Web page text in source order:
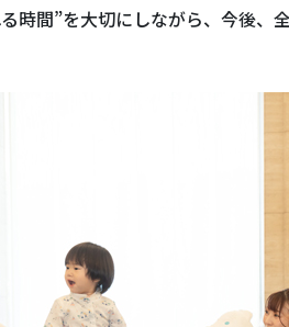
時間”を大切にしながら、今後、